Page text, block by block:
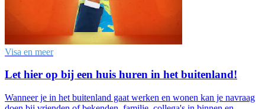
Visa en meer
Let hier op bij een huis huren in het buitenland!
Wanneer je in het buitenland gaat werken en wonen kan je navraag